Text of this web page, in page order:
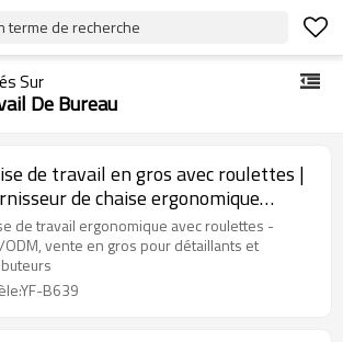
terme de recherche
Sur
De Bureau
de travail en gros avec roulettes |
de chaise ergonomique
à dossier moyen (YF-B639)
de travail ergonomique avec roulettes -
ODM, vente en gros pour détaillants et
B639